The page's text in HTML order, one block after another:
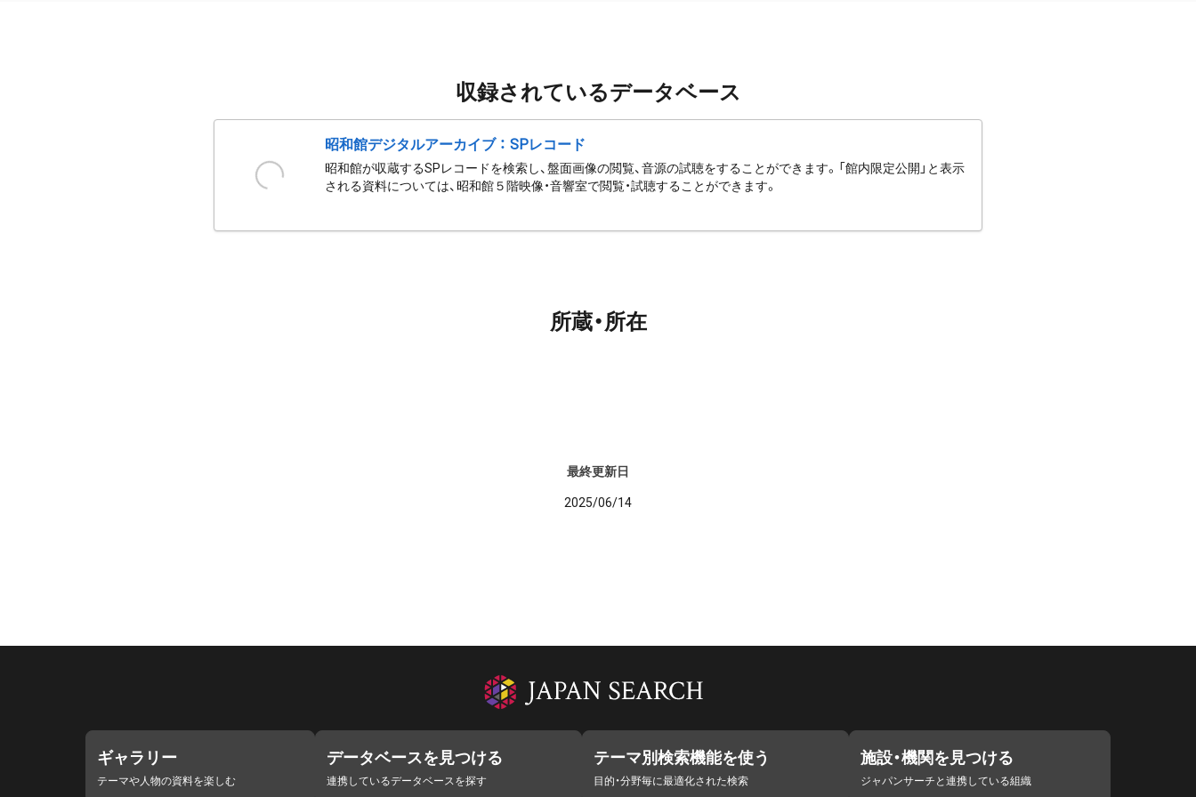
収録されているデータベース
昭和館デジタルアーカイブ ： SPレコード
昭和館が収蔵するSPレコードを検索し、盤面画像の閲覧、音源の試聴をすることができます。「館内限定公開」と表示
される資料については、昭和館５階映像・音響室で閲覧・試聴することができます。
所蔵・所在
最終更新日
2025/06/14
ギャラリー
テーマや人物の資料を楽しむ
データベースを見つける
連携しているデータベースを探す
テーマ別検索機能を使う
目的・分野毎に最適化された検索
施設・機関を見つける
ジャパンサーチと連携している組織